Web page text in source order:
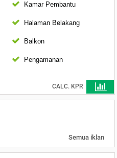
Kamar Pembantu
Halaman Belakang
Balkon
Pengamanan
CALC. KPR
Semua iklan